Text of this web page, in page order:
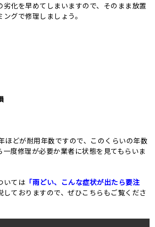
劣化を早めてしまいますので、そのまま放置
グで修理しましょう。
ほどが耐用年数ですので、このくらいの年数
一度修理が必要か業者に状態を見てもらいま
いては 「雨どい、こんな症状が出たら要注
しておりますので、ぜひこちらもご覧くださ